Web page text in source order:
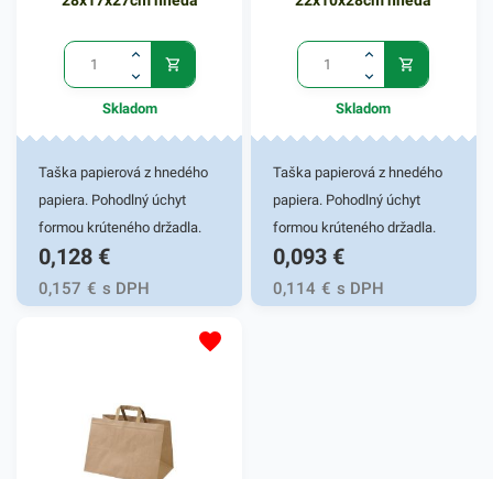
Skladom
Taška papierová z hnedého
papiera. Pohodlný úchyt
formou krúteného držadla.
Stabilne lepené ploché dno.
Vďaka ekologickému
materiálu sa s obľubou
pod. Rozmer 28x17x27cm
0,128 €
0,157 € s DPH
Skladom
Taška papierová z hnedého
papiera. Pohodlný úchyt
formou krúteného držadla.
Stabilne lepené ploché dno.
Vďaka ekologickému
materiálu sa s obľubou
0,093 €
0,114 € s DPH